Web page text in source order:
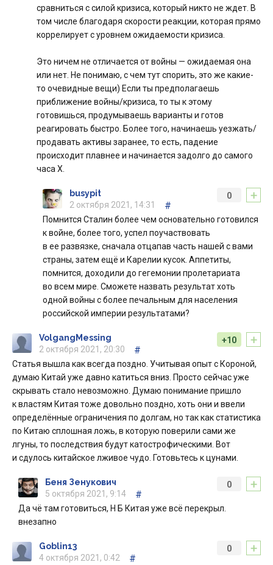
сравниться с силой кризиса, который никто не ждет. В
том числе благодаря скорости реакции, которая прямо
коррелирует с уровнем ожидаемости кризиса.
Это ничем не отличается от войны — ожидаемая она
или нет. Не понимаю, с чем тут спорить, это же какие-
то очевидные вещи) Если ты предполагаешь
приближение войны/кризиса, то ты к этому
готовишься, продумываешь варианты и готов
реагировать быстро. Более того, начинаешь уезжать/
продавать активы заранее, то есть, падение
происходит плавнее и начинается задолго до самого
часа Х.
+
0
busypit
2 октября 2021, 14:31
#
Помнится Сталин более чем основательно готовился
к войне, более того, успел поучаствовать
в ее развязке, сначала отцапав часть нашей с вами
страны, затем ещё и Карелии кусок. Аппетиты,
помнится, доходили до гегемонии пролетариата
во всем мире. Сможете назвать результат хоть
одной войны с более печальным для населения
российской империи результатами?
+
+10
VolgangMessing
2 октября 2021, 20:30
#
Статья вышла как всегда поздно. Учитывая опыт с Короной,
думаю Китай уже давно катиться вниз. Просто сейчас уже
скрывать стало невозможно. Думаю понимание пришло
к властям Китая тоже довольно поздно, хоть они и ввели
определённые ограничения по долгам, но так как статистика
по Китаю сплошная ложь, в которую поверили сами же
лгуны, то последствия будут катострофическими. Вот
и сдулось китайское лживое чудо. Готовьтесь к цунами.
+
0
Беня Зенукович
5 октября 2021, 9:14
#
Да чё там готовиться, Н Б Китая уже всё перекрыл.
внезапно
+
0
Goblin13
4 октября 2021, 0:42
#